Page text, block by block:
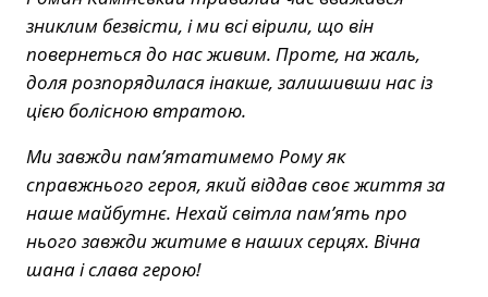
зниклим безвісти, і ми всі вірили, що він
повернеться до нас живим. Проте, на жаль,
доля розпорядилася інакше, залишивши нас із
цією болісною втратою.
Ми завжди пам’ятатимемо Рому як
справжнього героя, який віддав своє життя за
наше майбутнє. Нехай світла пам’ять про
нього завжди житиме в наших серцях. Вічна
шана і слава герою!